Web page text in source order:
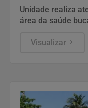
Unidade realiza
área da saúde
Visualizar